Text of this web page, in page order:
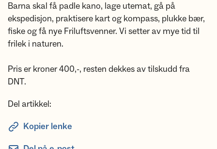
Barna skal få padle kano, lage utemat, gå på
ekspedisjon, praktisere kart og kompass, plukke bær,
fiske og få nye Friluftsvenner. Vi setter av mye tid til
frilek i naturen.
Pris er kroner 400,-, resten dekkes av tilskudd fra
DNT.
Del artikkel:
Kopier lenke